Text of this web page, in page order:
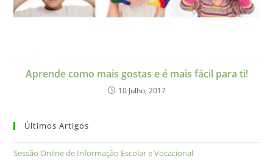
Aprende como mais gostas e é mais fácil para ti!
10 Julho, 2017
Últimos Artigos
Sessão Online de Informação Escolar e Vocacional